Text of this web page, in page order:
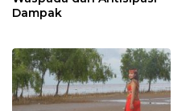
Dampak